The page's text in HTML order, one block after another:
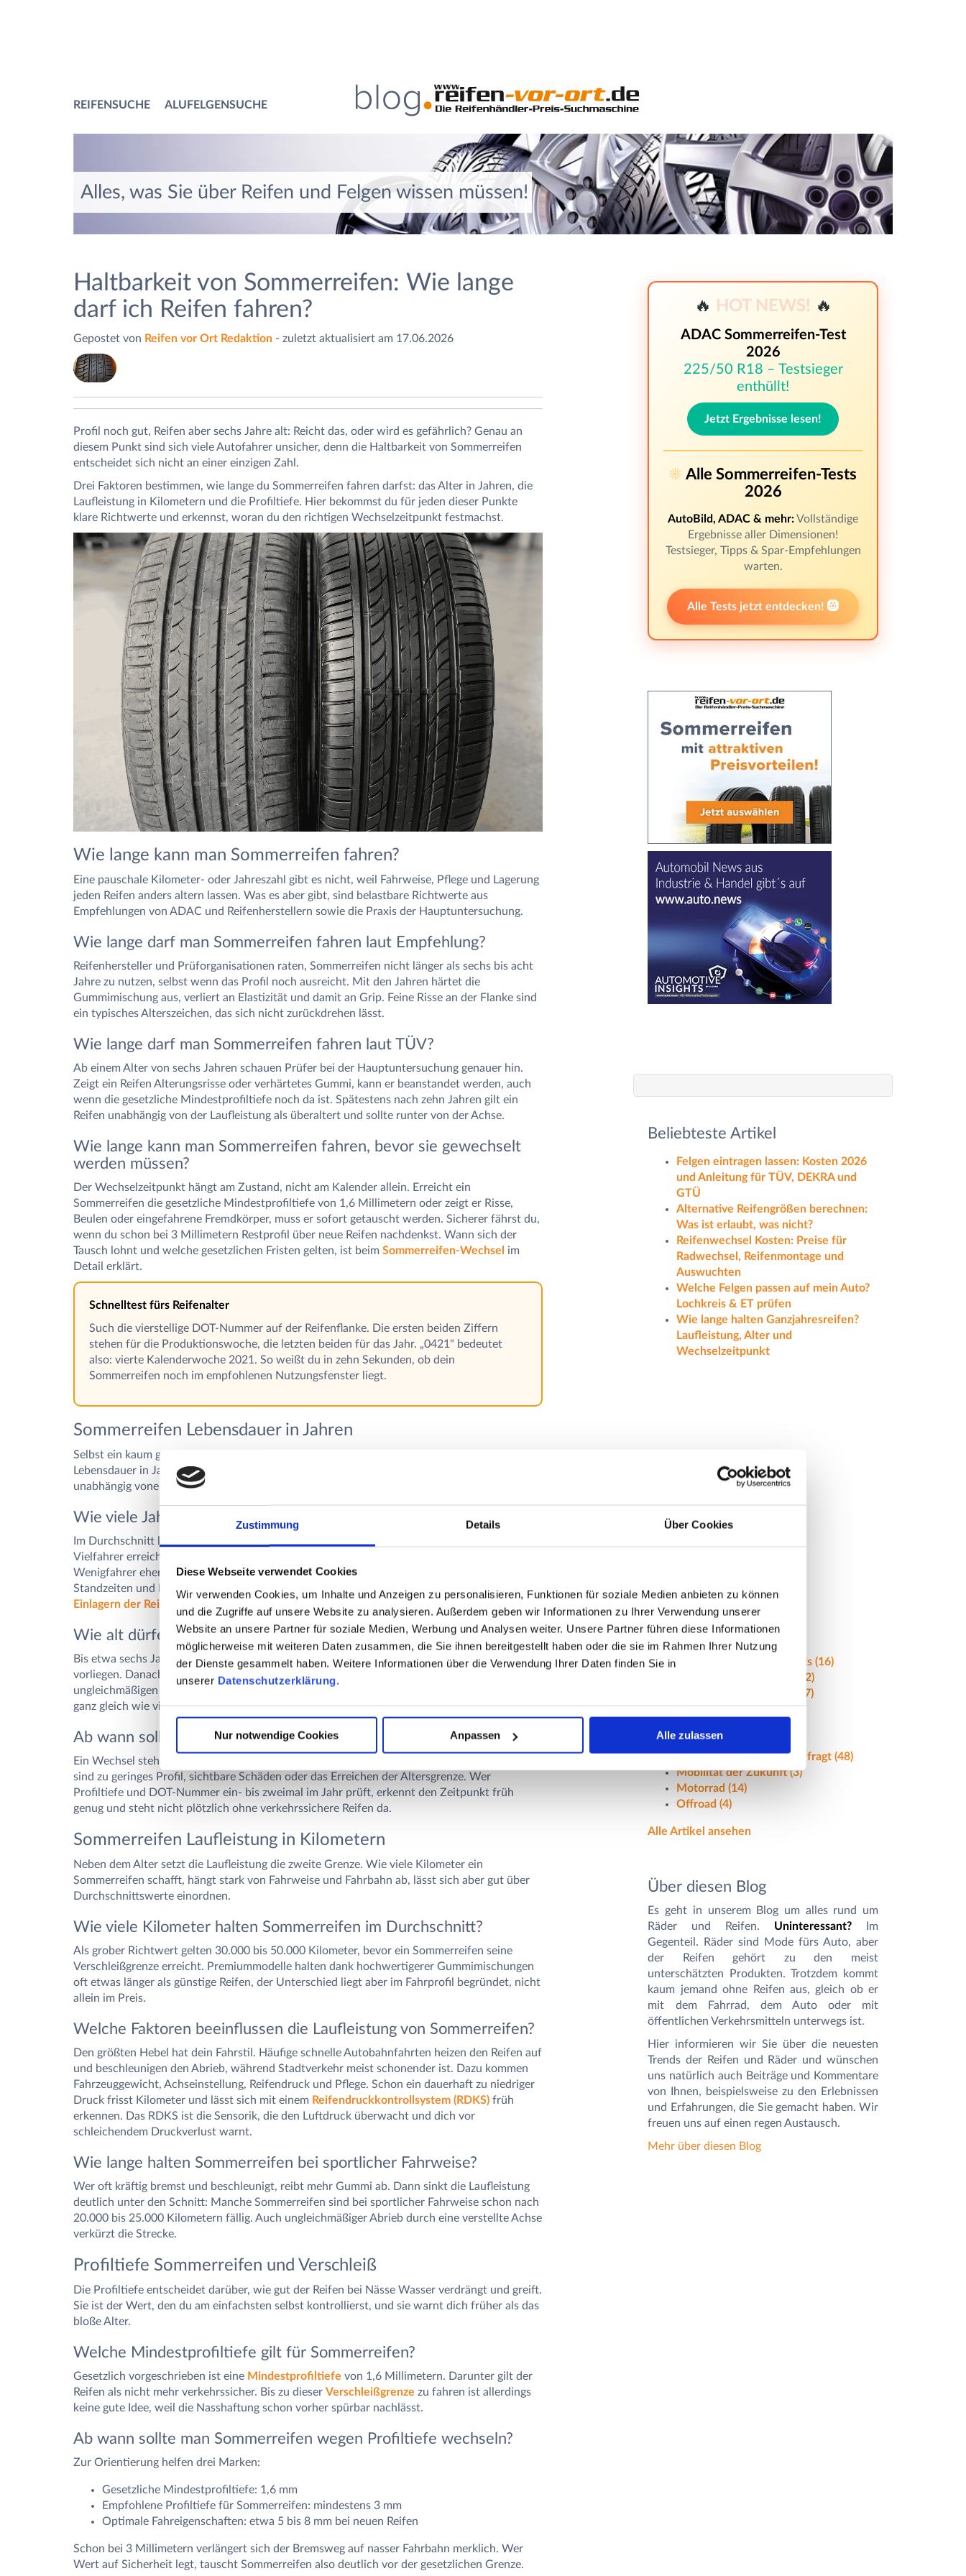
Zustimmung Details Über Cookies
Diese Webseite verwendet Cookies
Wir verwenden Cookies, um Inhalte und Anzeigen zu personalisieren, Funktionen für soziale Medien anbieten zu können
und die Zugriffe auf unsere Website zu analysieren. Außerdem geben wir Informationen zu Ihrer Verwendung unserer
Website an unsere Partner für soziale Medien, Werbung und Analysen weiter. Unsere Partner führen diese Informationen
möglicherweise mit weiteren Daten zusammen, die Sie ihnen bereitgestellt haben oder die sie im Rahmen Ihrer Nutzung
der Dienste gesammelt haben. Weitere Informationen über die Verwendung Ihrer Daten finden Sie in
unserer Datenschutzerklärung.
Nur notwendige Cookies Anpassen Alle zulassen
REIFENSUCHE ALUFELGENSUCHE
Alles, was Sie über Reifen und Felgen wissen müssen!
Haltbarkeit von Sommerreifen: Wie lange
darf ich Reifen fahren?
Gepostet von Reifen vor Ort Redaktion - zuletzt aktualisiert am 17.06.2026
Profil noch gut, Reifen aber sechs Jahre alt: Reicht das, oder wird es gefährlich? Genau an
diesem Punkt sind sich viele Autofahrer unsicher, denn die Haltbarkeit von Sommerreifen
entscheidet sich nicht an einer einzigen Zahl.
Drei Faktoren bestimmen, wie lange du Sommerreifen fahren darfst: das Alter in Jahren, die
Laufleistung in Kilometern und die Profiltiefe. Hier bekommst du für jeden dieser Punkte
klare Richtwerte und erkennst, woran du den richtigen Wechselzeitpunkt festmachst.
Wie lange kann man Sommerreifen fahren?
Eine pauschale Kilometer- oder Jahreszahl gibt es nicht, weil Fahrweise, Pflege und Lagerung
jeden Reifen anders altern lassen. Was es aber gibt, sind belastbare Richtwerte aus
Empfehlungen von ADAC und Reifenherstellern sowie die Praxis der Hauptuntersuchung.
Wie lange darf man Sommerreifen fahren laut Empfehlung?
Reifenhersteller und Prüforganisationen raten, Sommerreifen nicht länger als sechs bis acht
Jahre zu nutzen, selbst wenn das Profil noch ausreicht. Mit den Jahren härtet die
Gummimischung aus, verliert an Elastizität und damit an Grip. Feine Risse an der Flanke sind
ein typisches Alterszeichen, das sich nicht zurückdrehen lässt.
Wie lange darf man Sommerreifen fahren laut TÜV?
Ab einem Alter von sechs Jahren schauen Prüfer bei der Hauptuntersuchung genauer hin.
Zeigt ein Reifen Alterungsrisse oder verhärtetes Gummi, kann er beanstandet werden, auch
wenn die gesetzliche Mindestprofiltiefe noch da ist. Spätestens nach zehn Jahren gilt ein
Reifen unabhängig von der Laufleistung als überaltert und sollte runter von der Achse.
Wie lange kann man Sommerreifen fahren, bevor sie gewechselt
werden müssen?
Der Wechselzeitpunkt hängt am Zustand, nicht am Kalender allein. Erreicht ein
Sommerreifen die gesetzliche Mindestprofiltiefe von 1,6 Millimetern oder zeigt er Risse,
Beulen oder eingefahrene Fremdkörper, muss er sofort getauscht werden. Sicherer fährst du,
wenn du schon bei 3 Millimetern Restprofil über neue Reifen nachdenkst. Wann sich der
Tausch lohnt und welche gesetzlichen Fristen gelten, ist beim Sommerreifen-Wechsel
im
Detail erklärt.
Schnelltest fürs Reifenalter
Such die vierstellige DOT-Nummer auf der Reifenflanke. Die ersten beiden Ziffern
stehen für die Produktionswoche, die letzten beiden für das Jahr. „0421" bedeutet
also: vierte Kalenderwoche 2021. So weißt du in zehn Sekunden, ob dein
Sommerreifen noch im empfohlenen Nutzungsfenster liegt.
Sommerreifen Lebensdauer in Jahren
Selbst ein kaum gefahrener Reifen altert im Stand. Deshalb lohnt der Blick auf die
Lebensdauer in Jahren getrennt von der Kilometerleistung, denn beide Grenzen wirken
unabhängig voneinander.
Wie viele Jahre kann man Sommerreifen fahren?
Im Durchschnitt liegt die Lebensdauer von Sommerreifen zwischen sechs und zehn Jahren.
Vielfahrer erreichen die Verschleißgrenze über das Profil oft schon vorher, während
Wenigfahrer eher an die Altersgrenze stoßen, obwohl noch reichlich Profil da ist. Wie sich
Standzeiten und Lagerbedingungen auf das Gummi auswirken, zeigt sich besonders beim
Einlagern der Reifen zu Hause
Wie alt dürfen Sommerreifen sein, um noch sicher zu sein?
Bis etwa sechs Jahre gelten Sommerreifen als unbedenklich, sofern keine sichtbaren Schäden
vorliegen. Danach gehört ein regelmäßiger Blick auf Risse, Verhärtungen und
ungleichmäßigen Abrieb zur Pflicht. Ab zehn Jahren empfehlen Fachleute den Austausch,
ganz gleich wie viel Profil noch übrig ist.
Ab wann sollte man Sommerreifen wechseln?
Ein Wechsel steht an, sobald Fahrsicherheit und Fahrverhalten nicht mehr stimmen. Auslöser
sind zu geringes Profil, sichtbare Schäden oder das Erreichen der Altersgrenze. Wer
Profiltiefe und DOT-Nummer ein- bis zweimal im Jahr prüft, erkennt den Zeitpunkt früh
genug und steht nicht plötzlich ohne verkehrssichere Reifen da.
Sommerreifen Laufleistung in Kilometern
Neben dem Alter setzt die Laufleistung die zweite Grenze. Wie viele Kilometer ein
Sommerreifen schafft, hängt stark von Fahrweise und Fahrbahn ab, lässt sich aber gut über
Durchschnittswerte einordnen.
Wie viele Kilometer halten Sommerreifen im Durchschnitt?
Als grober Richtwert gelten 30.000 bis 50.000 Kilometer, bevor ein Sommerreifen seine
Verschleißgrenze erreicht. Premiummodelle halten dank hochwertigerer Gummimischungen
oft etwas länger als günstige Reifen, der Unterschied liegt aber im Fahrprofil begründet, nicht
allein im Preis.
Welche Faktoren beeinflussen die Laufleistung von Sommerreifen?
Den größten Hebel hat dein Fahrstil. Häufige schnelle Autobahnfahrten heizen den Reifen auf
und beschleunigen den Abrieb, während Stadtverkehr meist schonender ist. Dazu kommen
Fahrzeuggewicht, Achseinstellung, Reifendruck und Pflege. Schon ein dauerhaft zu niedriger
Druck frisst Kilometer und lässt sich mit einem Reifendruckkontrollsystem (RDKS) früh
erkennen. Das RDKS ist die Sensorik, die den Luftdruck überwacht und dich vor
schleichendem Druckverlust warnt.
Wie lange halten Sommerreifen bei sportlicher Fahrweise?
Wer oft kräftig bremst und beschleunigt, reibt mehr Gummi ab. Dann sinkt die Laufleistung
deutlich unter den Schnitt: Manche Sommerreifen sind bei sportlicher Fahrweise schon nach
20.000 bis 25.000 Kilometern fällig. Auch ungleichmäßiger Abrieb durch eine verstellte Achse
verkürzt die Strecke.
Profiltiefe Sommerreifen und Verschleiß
Die Profiltiefe entscheidet darüber, wie gut der Reifen bei Nässe Wasser verdrängt und greift.
Sie ist der Wert, den du am einfachsten selbst kontrollierst, und sie warnt dich früher als das
bloße Alter.
Welche Mindestprofiltiefe gilt für Sommerreifen?
Gesetzlich vorgeschrieben ist eine Mindestprofiltiefe von 1,6 Millimetern. Darunter gilt der
Reifen als nicht mehr verkehrssicher. Bis zu dieser Verschleißgrenze zu fahren ist allerdings
keine gute Idee, weil die Nasshaftung schon vorher spürbar nachlässt.
Ab wann sollte man Sommerreifen wegen Profiltiefe wechseln?
Zur Orientierung helfen drei Marken:
Gesetzliche Mindestprofiltiefe: 1,6 mm
Empfohlene Profiltiefe für Sommerreifen: mindestens 3 mm
Optimale Fahreigenschaften: etwa 5 bis 8 mm bei neuen Reifen
Schon bei 3 Millimetern verlängert sich der Bremsweg auf nasser Fahrbahn merklich. Wer
Wert auf Sicherheit legt, tauscht Sommerreifen also deutlich vor der gesetzlichen Grenze.
🔥 HOT NEWS! 🔥
ADAC Sommerreifen-Test
2026
225/50 R18 – Testsieger
enthüllt!
Jetzt Ergebnisse lesen!
☀️Alle Sommerreifen-Tests
2026
AutoBild, ADAC & mehr:Vollständige
Ergebnisse aller Dimensionen!
Testsieger, Tipps & Spar-Empfehlungen
warten.
Alle Tests jetzt entdecken! 🛞
Beliebteste Artikel
Felgen eintragen lassen: Kosten 2026
und Anleitung für TÜV, DEKRA und
GTÜ
Alternative Reifengrößen berechnen:
Was ist erlaubt, was nicht?
Reifenwechsel Kosten: Preise für
Radwechsel, Reifenmontage und
Auswuchten
Welche Felgen passen auf mein Auto?
Lochkreis & ET prüfen
Wie lange halten Ganzjahresreifen?
Laufleistung, Alter und
Wechselzeitpunkt
Artikel nach Themen
Alle Ganzjahresreifentests(16)
(32)
(17)
e-Mobilität(12)
Ganzjahresreifen
Gut zu wissen - Häufig gefragt(48)
Mobilität der Zukunft(3)
Motorrad(14)
Offroad(4)
Alle Artikel ansehen
Über diesen Blog
Es geht in unserem Blog um alles rund um
Räder und Reifen. Uninteressant? Im
Gegenteil. Räder sind Mode fürs Auto, aber
der Reifen gehört zu den meist
unterschätzten Produkten. Trotzdem kommt
kaum jemand ohne Reifen aus, gleich ob er
mit dem Fahrrad, dem Auto oder mit
öffentlichen Verkehrsmitteln unterwegs ist.
Hier informieren wir Sie über die neuesten
Trends der Reifen und Räder und wünschen
uns natürlich auch Beiträge und Kommentare
von Ihnen, beispielsweise zu den Erlebnissen
und Erfahrungen, die Sie gemacht haben. Wir
freuen uns auf einen regen Austausch.
Mehr über diesen Blog